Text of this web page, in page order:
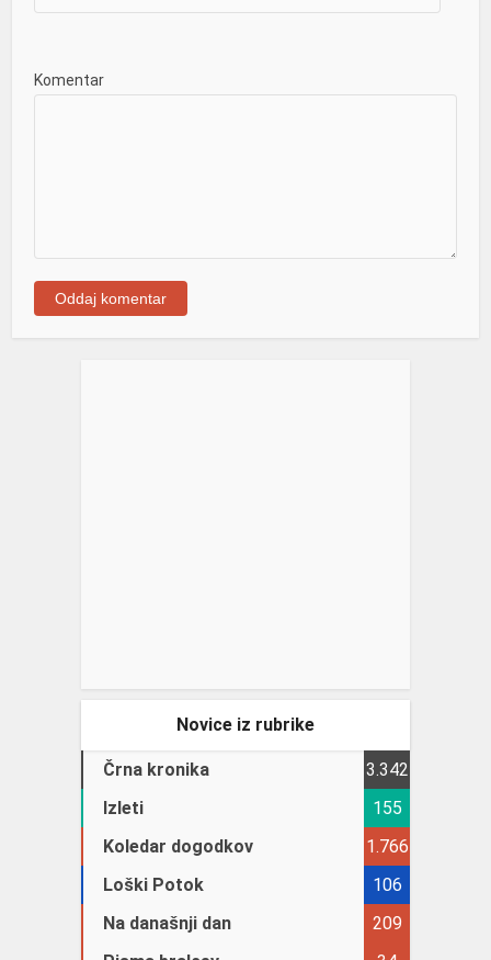
Komentar
Novice iz rubrike
Črna kronika
3.342
Izleti
155
Koledar dogodkov
1.766
Loški Potok
106
Na današnji dan
209